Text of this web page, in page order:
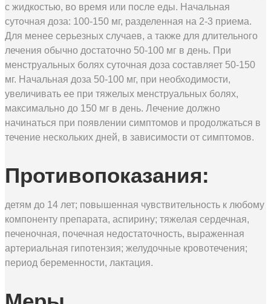
с жидкостью, во время или после еды. Начальная
суточная доза: 100-150 мг, разделенная на 2-3 приема.
Для менее серьезных случаев, а также для длительного
лечения обычно достаточно 50-100 мг в день. При
менструальных болях суточная доза составляет 50-150
мг. Начальная доза 50-100 мг, при необходимости,
увеличивать ее при тяжелых менструальных болях,
максимально до 150 мг в день. Лечение должно
начинаться при появлении симптомов и продолжаться в
течение нескольких дней, в зависимости от симптомов.
Противопоказания:
детям до 14 лет; повышенная чувствительность к любому
компоненту препарата, аспирину; тяжелая сердечная,
печеночная, почечная недостаточность, выраженная
артериальная гипотензия; желудочные кровотечения;
период беременности, лактация.